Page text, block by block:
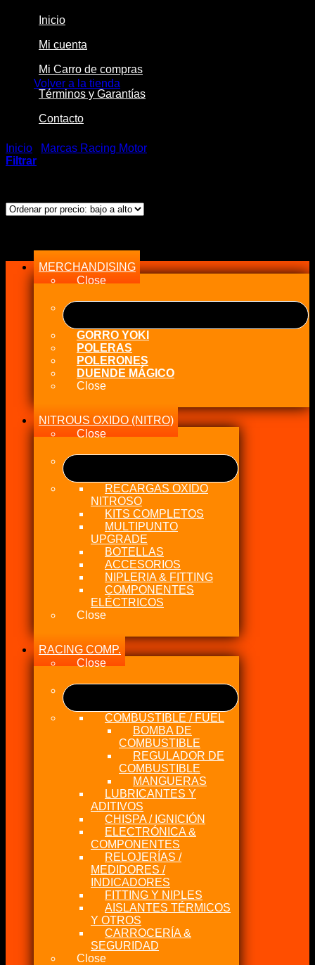
Volver a la tienda
Inicio
Mi cuenta
Mi Carro de compras
Términos y Garantías
Contacto
Inicio Marcas Racing Motor
Filtrar
precio:
MERCHANDISING
Close
GORRO YOKI
POLERAS
POLERONES
DUENDE MÁGICO
Close
NITROUS OXIDO (NITRO)
Close
RECARGAS OXIDO
NITROSO
KITS COMPLETOS
MULTIPUNTO
UPGRADE
BOTELLAS
ACCESORIOS
NIPLERIA & FITTING
COMPONENTES
ELÉCTRICOS
Close
RACING COMP.
Close
COMBUSTIBLE / FUEL
BOMBA DE
COMBUSTIBLE
REGULADOR DE
COMBUSTIBLE
MANGUERAS
LUBRICANTES Y
ADITIVOS
CHISPA / IGNICIÓN
ELECTRÓNICA &
COMPONENTES
RELOJERÍAS /
MEDIDORES /
INDICADORES
FITTING Y NIPLES
AISLANTES TÉRMICOS
Y OTROS
CARROCERÍA &
SEGURIDAD
Close